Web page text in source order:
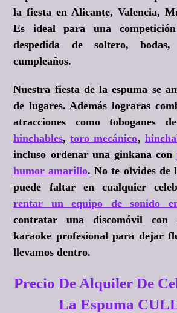
la fiesta en Alicante, Valencia,
Es ideal para una
despedida de soltero, bodas,
cumpleaños.
Nuestra fiesta de la espuma se
de lugares. Además lograras
atracciones como toboganes
hinchables,toro mecánico,
incluso ordenar una ginkana con
humor amarillo. No te olvides de
puede faltar en cualquier
rentar un equipo de sonido
contratar una discomóvil con
karaoke profesional para dejar
llevamos dentro.
Precio De Alquiler De
La Espuma